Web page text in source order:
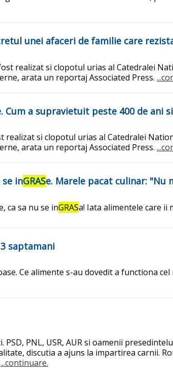
unei afaceri de familie care
realizat si clopotul urias al Catedralei
arata un reportaj Associated Press.
a supravietuit peste 400 de ani
si clopotul urias al Catedralei
arata un reportaj Associated Press.
inGRASe. Marele pacat culinar: "Nu
ca sa nu se inGRASa! Iata alimentele care ii
saptamani
Ce alimente s-au dovedit a functiona
PNL, USR, AUR si oamenii
discutia a ajuns la impartirea carnii.
...continuare.